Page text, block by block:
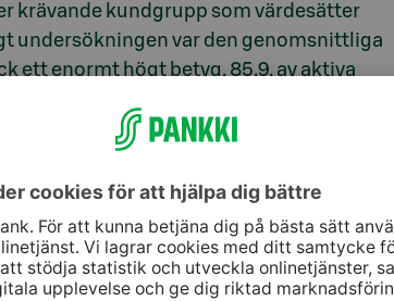
krävande kundgrupp som värdesätter
undersökningen var den genomsnittliga
ett enormt högt betyg, 85,9, av aktiva
Enligt undersökningen anser ändå 80
om deras behov. Resultaten är glädjande
riktning. Det nyligen genomförda
våra möjligheter att tillhandahålla
den bästa servicen i branschen”,säger
under det gångna året.